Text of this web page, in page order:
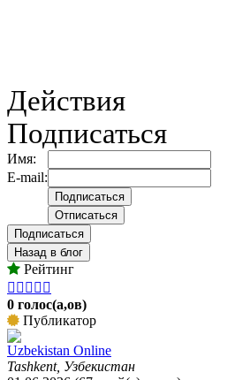
Действия
Подписаться
Имя:
E-mail:
Подписаться
Назад в блог
Рейтинг
    
0 голос(а,ов)
Публикатор
Uzbekistan Online
Tashkent, Узбекистан